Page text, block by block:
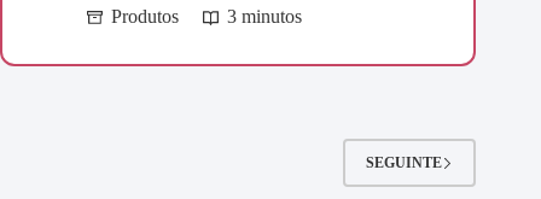
Produtos
3 minutos
SEGUINTE